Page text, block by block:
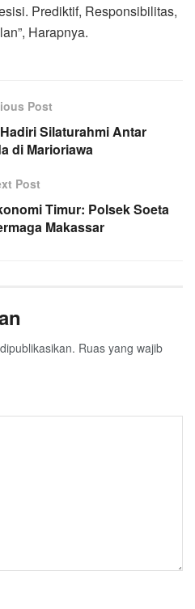
Prediktif, Responsibilitas,
Harapnya.
Post
Silaturahmi Antar
di Marioriawa
Post
Timur: Polsek Soeta
Makassar
Ruas yang wajib